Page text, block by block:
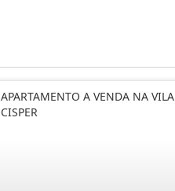
APARTAMENTO A VENDA NA VILA
CISPER